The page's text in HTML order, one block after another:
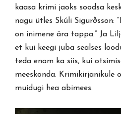
kaasa krimi jaoks soodsa
nagu ütles Skúli Sigurðsson:
on inimene ära tappa.” Ja
et kui keegi juba sealses
teda enam ka siis, kui
meeskonda. Krimikirjanikule
muidugi hea abimees.